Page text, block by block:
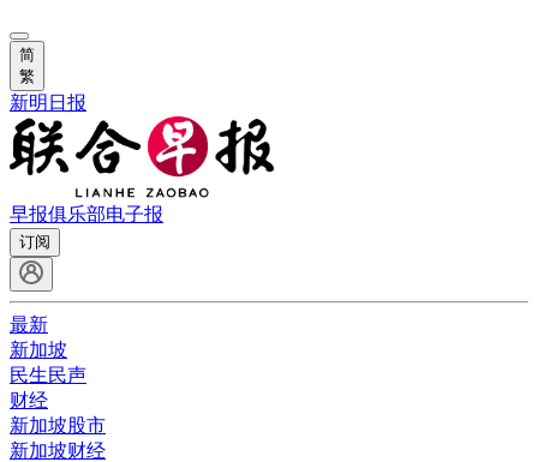
简
繁
新明日报
早报俱乐部电子报
订阅
最新
新加坡
民生民声
财经
新加坡股市
新加坡财经